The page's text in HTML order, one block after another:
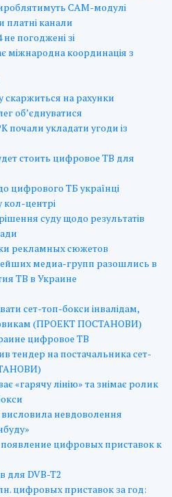
САМ-модулі
платні канали
не погоджені зі
міжнародна координація з
на рахунки
об’єднуватися
почали укладати угоди із
стоить цифровое ТВ для
цифрового ТБ українці
кол-центрі
суду щодо результатів
рекламных сюжетов
медиа-групп разошлись в
ТВ в Украине
сет-топ-бокси інвалідам,
(ПРОЕКТ ПОСТАНОВИ)
цифровое ТВ
тендер на постачальника сет-
«гарячу лінію» та знімає ролик
невдоволення
цифровых приставок к
для DVB-T2
цифровых приставок за год: